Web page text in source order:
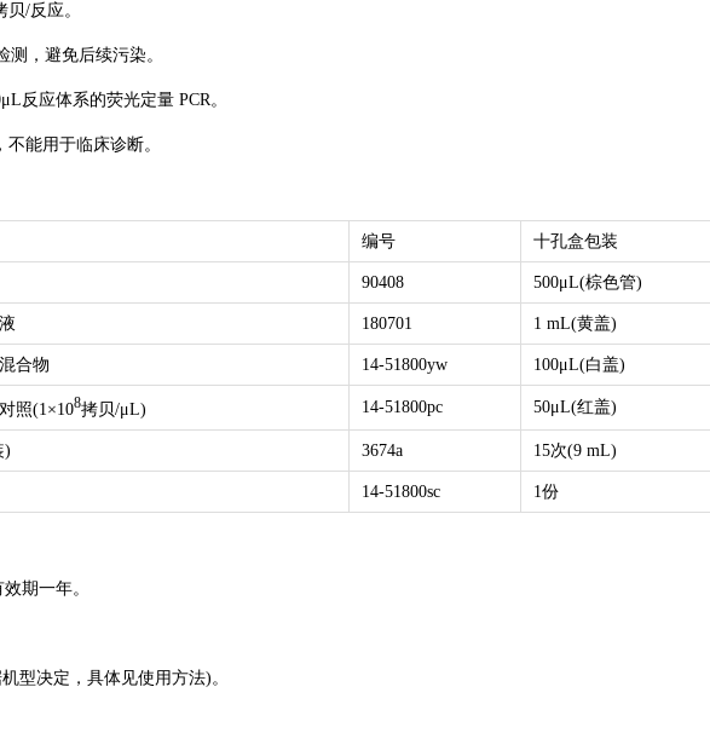
/反应。
测，避免后续污染。
反应体系的荧光定量 PCR。
能用于临床诊断。
编号 十孔盒包装
90408 500μL(棕色管)
180701 1 mL(黄盖)
合物 14-51800yw 100μL(白盖)
照(1×108拷贝/μL) 14-51800pc 50μL(红盖)
) 3674a 15次(9 mL)
14-51800sc 1份
期一年。
型决定，具体见使用方法)。